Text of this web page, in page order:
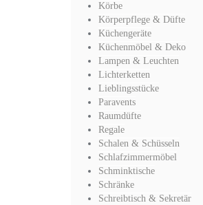
Körbe
Körperpflege & Düfte
Küchengeräte
Küchenmöbel & Deko
Lampen & Leuchten
Lichterketten
Lieblingsstücke
Paravents
Raumdüfte
Regale
Schalen & Schüsseln
Schlafzimmermöbel
Schminktische
Schränke
Schreibtisch & Sekretär